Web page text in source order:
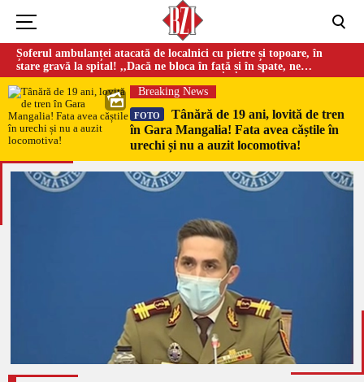
Șoferul ambulanței atacată de localnici cu pietre și topoare, în
stare gravă la spital! ,,Dacă ne bloca în față și în spate, ne
omorau…”
Breaking News
FOTO
Tânără de 19 ani, lovită de tren
în Gara Mangalia! Fata avea căștile în
urechi și nu a auzit locomotiva!